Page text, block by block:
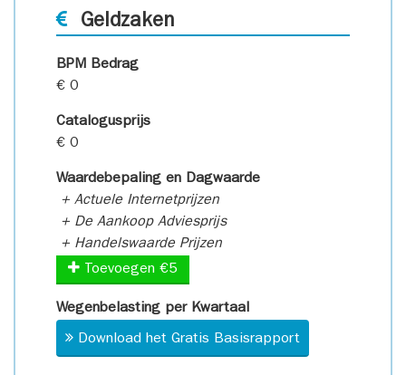
Geldzaken
BPM Bedrag
€ 0
Catalogusprijs
€ 0
Waardebepaling en Dagwaarde
+ Actuele Internetprijzen
+ De Aankoop Adviesprijs
+ Handelswaarde Prijzen
Toevoegen €5
Wegenbelasting per Kwartaal
Download het Gratis Basisrapport